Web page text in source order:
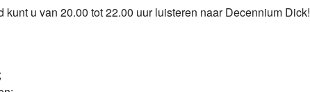
kunt u van 20.00 tot 22.00 uur luisteren naar Decennium Dick!